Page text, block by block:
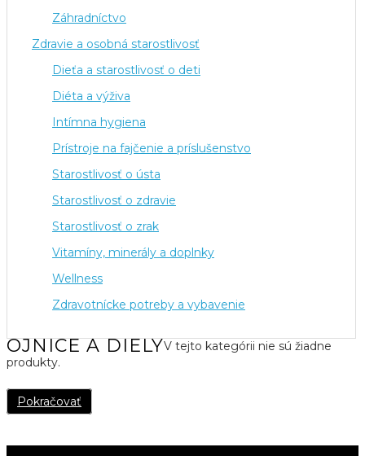
Záhradníctvo
Zdravie a osobná starostlivosť
Dieťa a starostlivosť o deti
Diéta a výživa
Intímna hygiena
Prístroje na fajčenie a príslušenstvo
Starostlivosť o ústa
Starostlivosť o zdravie
Starostlivosť o zrak
Vitamíny, minerály a doplnky
Wellness
Zdravotnícke potreby a vybavenie
OJNICE A DIELYV tejto kategórii nie sú žiadne
produkty.
Pokračovať